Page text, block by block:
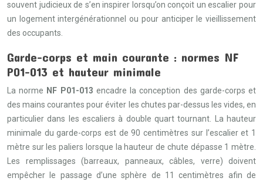
souvent judicieux de s’en inspirer lorsqu’on conçoit un escalier pour
un logement intergénérationnel ou pour anticiper le vieillissement
des occupants.
Garde-corps et main courante : normes NF
P01-013 et hauteur minimale
La norme NF P01-013 encadre la conception des garde-corps et
des mains courantes pour éviter les chutes par-dessus les vides, en
particulier dans les escaliers à double quart tournant. La hauteur
minimale du garde-corps est de 90 centimètres sur l’escalier et 1
mètre sur les paliers lorsque la hauteur de chute dépasse 1 mètre.
Les remplissages (barreaux, panneaux, câbles, verre) doivent
empêcher le passage d’une sphère de 11 centimètres afin de